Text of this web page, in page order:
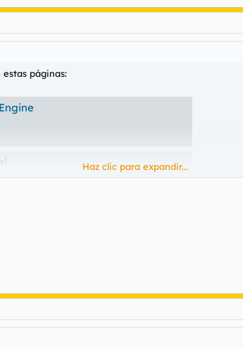
páginas:
Watch more TV Series than ever.
Download movies and series now.
Haz clic para expandir...